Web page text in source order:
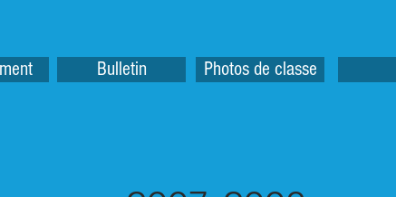
Bulletin Photos de classe